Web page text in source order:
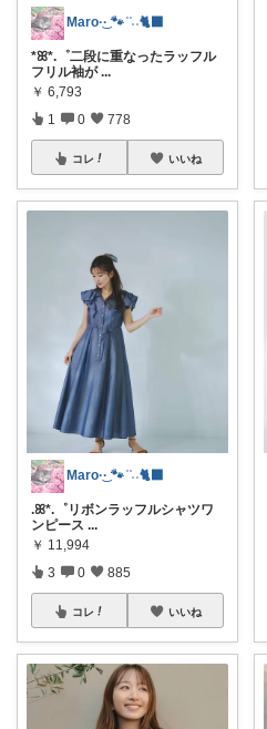
Maro·͜· 🐾 ͗ ͗˒˒🐈‍⬛
*ꕤ*.゜二段に重なったラッフル
フリル袖が ...
￥ 6,793
1 0 778
コレ いいね
Maro·͜· 🐾 ͗ ͗˒˒🐈‍⬛
.ꕤ*.゜リボンラッフルシャツワ
ンピース ...
￥ 11,994
3 0 885
コレ いいね